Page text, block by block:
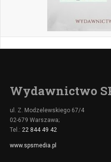
Wydawnictwo
ul. Z. Modzelewskiego 67/4
02-679 Warszawa;
Tel.: 22 844 49 42
www.spsmedia.pl